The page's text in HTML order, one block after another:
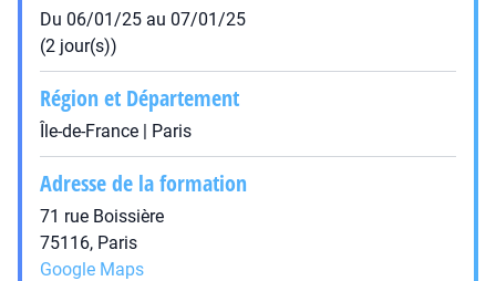
Du 06/01/25 au 07/01/25
(2 jour(s))
Région et Département
Île-de-France | Paris
Adresse de la formation
71 rue Boissière
75116, Paris
Google Maps